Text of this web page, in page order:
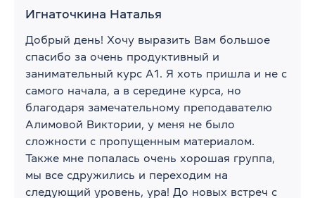
Игнаточкина Наталья
Добрый день! Хочу выразить Вам большое
спасибо за очень продуктивный и
занимательный курс А1. Я хоть пришла и не с
самого начала, а в середине курса, но
благодаря замечательному преподавателю
Алимовой Виктории, у меня не было
сложности с пропущенным материалом.
Также мне попалась очень хорошая группа,
мы все сдружились и переходим на
следующий уровень, ура! До новых встреч с